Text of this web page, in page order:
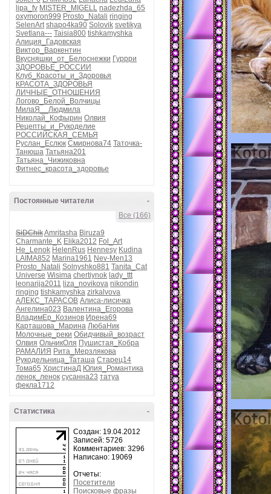
lipa_fv MISTER_MIGELL nadezhda_65
oxymoron999 Prosto_Natali ringing
SelenArt shapo4ka90 Solovik svetikya
Svetlana--- Taisia800 tishkamyshka
Алиция_Гадовская
Виктор_Варкентин
Вкусняшки_от_Белоснежки Гуррри
ЗДОРОВЬЕ_РОССИИ
Клуб_Красоты_и_Здоровья
КРАСОТА_ЗДОРОВЬЯ
ЛИЧНЫЕ_ОТНОШЕНИЯ
Логово_Белой_Волчицы
МилаЯ__Людмила
Николай_Кофырин Олвия
Рецепты_и_Рукоделие
РОССИЙСКАЯ_СЕМЬЯ
Руслан_Еслюк Смирнова74 Таточка-
Танюша Татьяна201
Татьяна_Чижиковна
Фитнес_красота_здоровье
-
Постоянные читатели
Все (166)
SiDChikAmritasha Biruza9
Charmante_K Elika2012 Fol_Art
He_Lenok HelenRus Hennesy Kudina
LAIMA852 Marina1961 Nev-Men13
Prosto_Natali Solnyshko881 Tanita_Cat
Universe Wisima chertiynok lady_ttt
leonarija2011 liza_novikova nikondin
ringing tishkamyshka zirkalvova
АЛЕКС_ТАРАСОВ Алиса-лисичка
Ангелина023 Валентина_Егорова
ВладимЕр_Козинов Ирена69
Карташова_Марина ЛюбаНик
Молочные_реки Обидчивый_возраст
Олвия ОльчикОля Пушистая_Кобра
РАМАЛИЯ Рита_Мерзлякова
Рукодельница_Таташа Старец14
Тома65 ХристинаД Юлия_Романтика
ленок_ленок сусанна23 татуа
фекла1712
-
Статистика
Создан: 19.04.2012
Записей: 5726
Комментариев: 3296
Написано: 19069
Отчеты:
Посетители
Поисковые фразы